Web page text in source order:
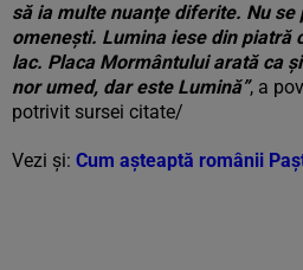
să ia multe nuanţe diferite. Nu se
omeneşti. Lumina iese din piatră
lac. Placa Mormântului arată ca
nor umed, dar este Lumină”, a
potrivit sursei citate/
Vezi și: Cum așteaptă românii